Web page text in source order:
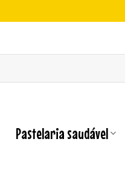
Pastelaria saudável